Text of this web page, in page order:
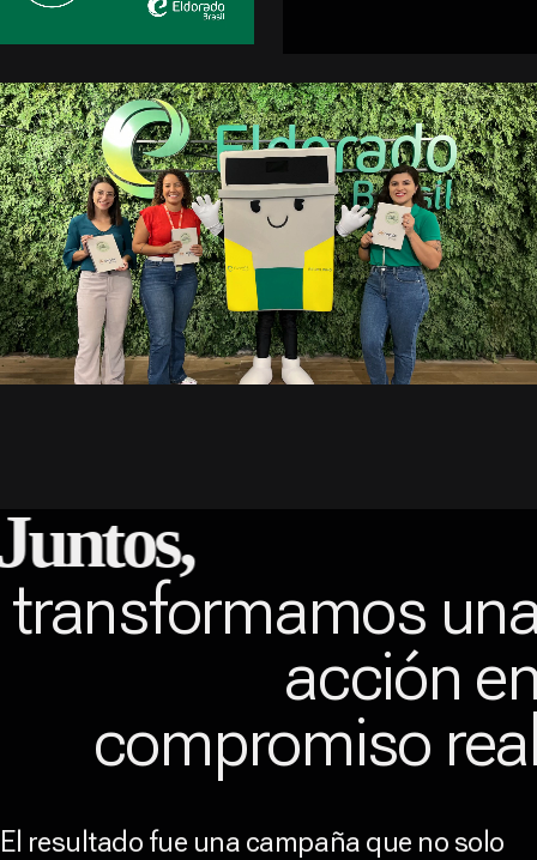
transformamos
acción
compromiso
El resultado fue una campaña que no solo